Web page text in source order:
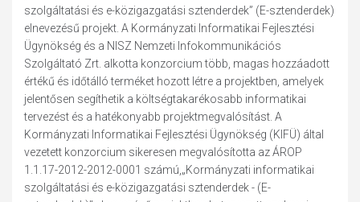
szolgáltatási és e-közigazgatási sztenderdek” (E-sztenderdek)
elnevezésű projekt. A Kormányzati Informatikai Fejlesztési
Ügynökség és a NISZ Nemzeti Infokommunikációs
Szolgáltató Zrt. alkotta konzorcium több, magas hozzáadott
értékű és időtálló terméket hozott létre a projektben, amelyek
jelentősen segíthetik a költségtakarékosabb informatikai
tervezést és a hatékonyabb projektmegvalósítást. A
Kormányzati Informatikai Fejlesztési Ügynökség (KIFÜ) által
vezetett konzorcium sikeresen megvalósította az ÁROP
1.1.17-2012-2012-0001 számú,„Kormányzati informatikai
szolgáltatási és e-közigazgatási sztenderdek - (E-